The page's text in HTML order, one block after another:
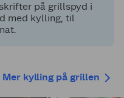
på grillspyd i
med kylling, til
Mer kylling på grillen